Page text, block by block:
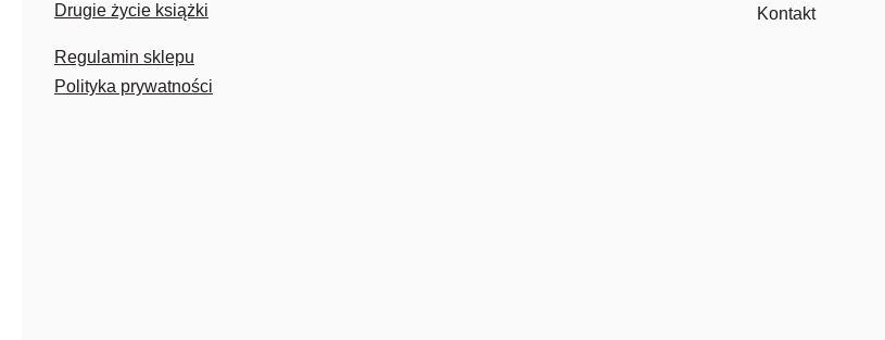
Drugie życie książki
Regulamin sklepu
Polityka prywatności
Kontakt